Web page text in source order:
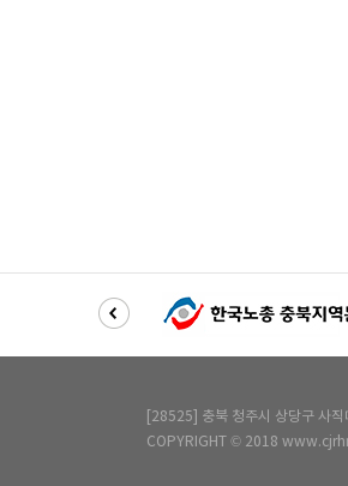
[28525] 충북 청주시 상당구 사
COPYRIGHT © 2018